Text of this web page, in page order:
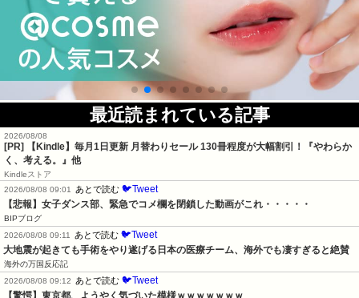
最近読まれている記事
2026/08/08
[PR]
【Kindle】毎月1日更新 月替わりセール 130冊程度が大幅割引！『やわらか
く、考える。』他
Kindleストア
2026/08/08 09:01
あとで読む 🐦Tweet
【悲報】女子ダンス部、緊急でコメ欄を閉鎖した動画がこれ・・・・・
BIPブログ
2026/08/08 09:11
あとで読む 🐦Tweet
大地震が起きても手術をやり遂げる日本の医療チーム、海外でも凄すぎると絶賛
海外の万国反応記
2026/08/08 09:12
あとで読む 🐦Tweet
【驚愕】東京都、ようやく気づいた模様ｗｗｗｗｗｗｗ